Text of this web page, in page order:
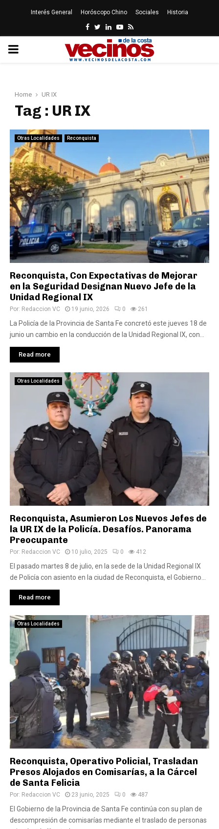
Interés General Horóscopo Chino Sociales Historia
Facebook
Twitter
LinkedinYoutube
Rss
PRIMARY
Home UR IX
Tag : UR IX
Otras Localidades Reconquista
Reconquista, Con Expectativas de Mejorar
en la Seguridad Designan Nuevo Jefe de la
Unidad Regional IX
Por: Redaccion VC 19 junio, 2026 0 261
La Policía de la Provincia de Santa Fe concretó este jueves 18 de
junio un cambio en la conducción de la Unidad Regional IX, con...
Read more
Otras Localidades
Reconquista, Asumieron Los Nuevos Jefes de
la UR IX de la Policía. Desafíos. Panorama
Preocupante
Por: Redaccion VC 10 julio, 2025 0 412
El pasado martes 8 de julio, en la sede de la Unidad Regional IX
de Policía con asiento en la ciudad de Reconquista, el Gobierno...
Read more
Otras Localidades
Reconquista, Operativo Policial, Trasladan
Presos Alojados en Comisarías, a la Cárcel
de Santa Felicia
Por: Redaccion VC 23 junio, 2025 0 487
El Gobierno de la Provincia de Santa Fe continúa con su plan de
descompresión de comisarías mediante el traslado de personas